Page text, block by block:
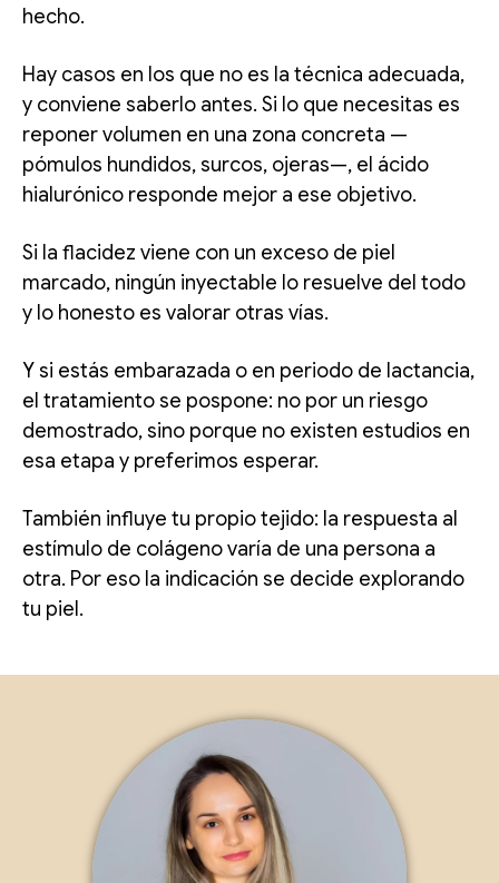
hecho.
Hay casos en los que no es la técnica adecuada,
y conviene saberlo antes. Si lo que necesitas es
reponer volumen en una zona concreta —
pómulos hundidos, surcos, ojeras—, el ácido
hialurónico responde mejor a ese objetivo.
Si la flacidez viene con un exceso de piel
marcado, ningún inyectable lo resuelve del todo
y lo honesto es valorar otras vías.
Y si estás embarazada o en periodo de lactancia,
el tratamiento se pospone: no por un riesgo
demostrado, sino porque no existen estudios en
esa etapa y preferimos esperar.
También influye tu propio tejido: la respuesta al
estímulo de colágeno varía de una persona a
otra. Por eso la indicación se decide explorando
tu piel.